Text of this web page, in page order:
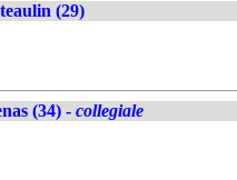
(29)
(34) - collegiale